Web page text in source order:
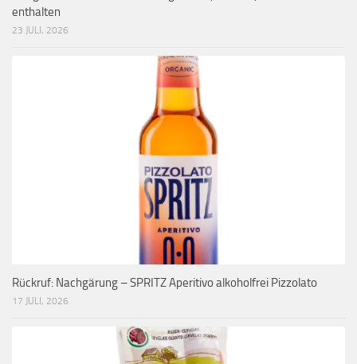
enthalten
23 JULI, 2026
Rückruf: Nachgärung – SPRITZ Aperitivo alkoholfrei Pizzolato
17 JULI, 2026